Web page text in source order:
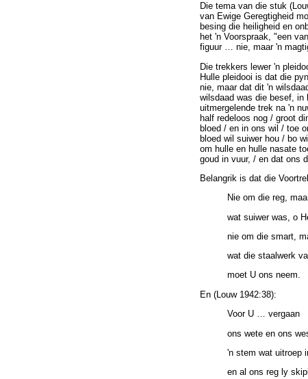
Die tema van die stuk
van Ewige Geregtigheid
besing die heiligheid en
het 'n Voorspraak, "een
figuur … nie, maar 'n
Die trekkers lewer 'n
Hulle pleidooi is dat die
nie, maar dat dit 'n
wilsdaad was die besef, in
uitmergelende trek na 'n
half redeloos nog / groot
bloed / en in ons wil / toe
bloed wil suiwer hou / bo
om hulle en hulle nasate
goud in vuur, / en dat ons
Belangrik is dat die
Nie om die reg,
wat suiwer was, o
nie om die smart,
wat die staalwerk
moet U ons neem.
En (Louw 1942:38):
Voor U … vergaan
ons wete en ons
'n stem wat uitroep
en al ons reg ly